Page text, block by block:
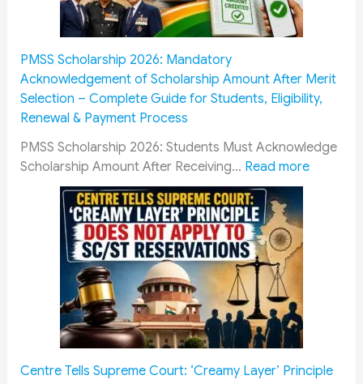
H
o
M
i
l
i
t
a
r
y
P
e
n
s
i
o
n
r
r
e
C
a
r
e
s
R
a
i
a
y
R
c
PMSS Scholarship 2026: Mandatory
Acknowledgement of Scholarship Amount After Merit
Selection – Complete Guide for Students, Eligibility,
Renewal & Payment Process
PMSS Scholarship 2026: Students Must Acknowledge
Scholarship Amount After Receiving… Read more:
r
Centre Tells Supreme Court: ‘Creamy Layer’ Principle